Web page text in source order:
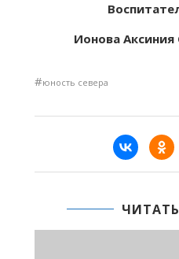
Ионова Аксиния
#юность севера